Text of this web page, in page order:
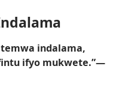
indalama,
ifyo mukwete.”—